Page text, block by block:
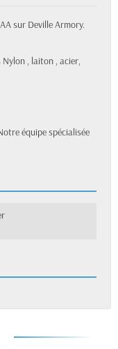
sur Deville Armory.
, laiton , acier,
équipe spécialisée